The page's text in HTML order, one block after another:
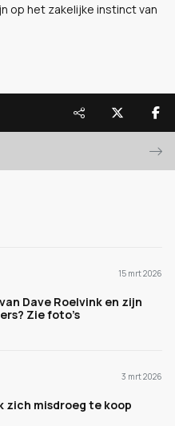
op het zakelijke instinct van
15 mrt 2026
Dave Roelvink en zijn
Zie foto’s
3 mrt 2026
zich misdroeg te koop